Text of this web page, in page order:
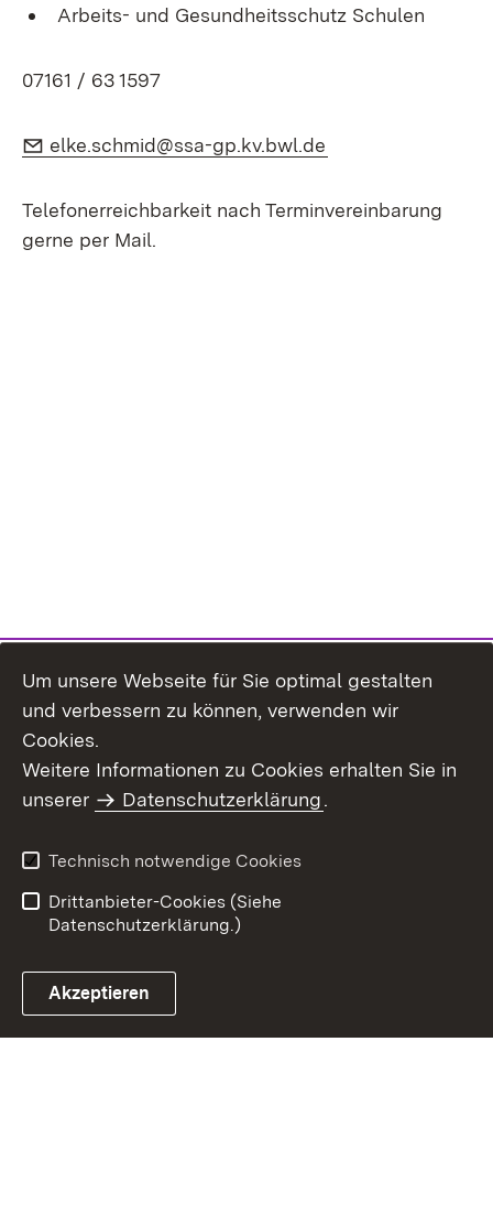
Arbeits- und Gesundheitsschutz Schulen
07161 / 63 1597
E-Mail:
elke.schmid@ssa-gp.kv.bwl.de
Telefonerreichbarkeit nach Terminvereinbarung
gerne per Mail.
Benutzungshinweise
Erklärung zur
Um unsere Webseite für Sie optimal gestalten
und verbessern zu können, verwenden wir
Cookies.
Weitere Informationen zu Cookies erhalten Sie in
unserer
Datenschutzerklärung.
Technisch notwendige Cookies
Drittanbieter-Cookies (Siehe
Datenschutzerklärung.)
Akzeptieren